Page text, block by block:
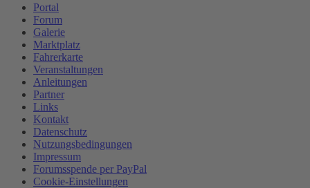
Portal
Forum
Galerie
Marktplatz
Fahrerkarte
Veranstaltungen
Anleitungen
Partner
Links
Kontakt
Datenschutz
Nutzungsbedingungen
Impressum
Forumsspende per PayPal
Cookie-Einstellungen